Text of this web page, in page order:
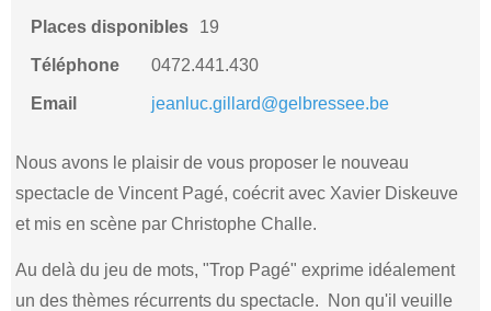
Places disponibles 19
Téléphone 0472.441.430
Email jeanluc.gillard@gelbressee.be
Nous avons le plaisir de vous proposer le nouveau
spectacle de Vincent Pagé, coécrit avec Xavier Diskeuve
et mis en scène par Christophe Challe.
Au delà du jeu de mots, "Trop Pagé" exprime idéalement
un des thèmes récurrents du spectacle. Non qu'il veuille